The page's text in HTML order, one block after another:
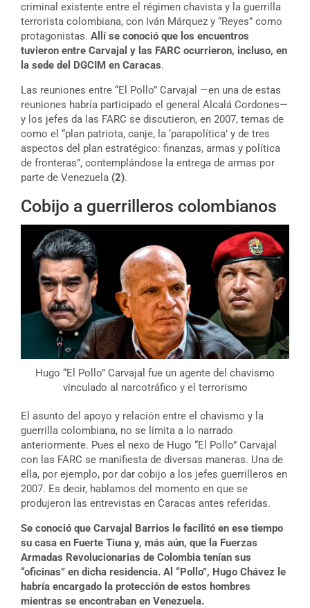
criminal existente entre el régimen chavista y la guerrilla
terrorista colombiana, con Iván Márquez y “Reyes” como
protagonistas. Allí se conoció que los encuentros
tuvieron entre Carvajal y las FARC ocurrieron, incluso, en
la sede del DGCIM en Caracas.
Las reuniones entre “El Pollo” Carvajal —en una de estas
reuniones habría participado el general Alcalá Cordones—
y los jefes da las FARC se discutieron, en 2007, temas de
como el “plan patriota, canje, la ‘parapolítica’ y de tres
aspectos del plan estratégico: finanzas, armas y política
de fronteras”, contemplándose la entrega de armas por
parte de Venezuela (2).
Cobijo a guerrilleros colombianos
Hugo “El Pollo” Carvajal fue un agente del chavismo
vinculado al narcotráfico y el terrorismo
El asunto del apoyo y relación entre el chavismo y la
guerrilla colombiana, no se limita a lo narrado
anteriormente. Pues el nexo de Hugo “El Pollo” Carvajal
con las FARC se manifiesta de diversas maneras. Una de
ella, por ejemplo, por dar cobijo a los jefes guerrilleros en
2007. Es decir, hablamos del momento en que se
produjeron las entrevistas en Caracas antes referidas.
Se conoció que Carvajal Barrios le facilitó en ese tiempo
su casa en Fuerte Tiuna y, más aún, que la Fuerzas
Armadas Revolucionarias de Colombia tenían sus
“oficinas” en dicha residencia. Al “Pollo”, Hugo Chávez le
habría encargado la protección de estos hombres
mientras se encontraban en Venezuela.